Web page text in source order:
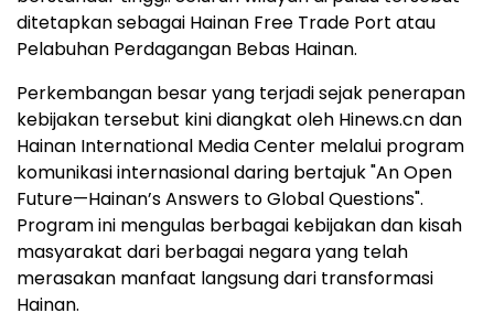
ditetapkan sebagai Hainan Free Trade Port atau
Pelabuhan Perdagangan Bebas Hainan.
Perkembangan besar yang terjadi sejak penerapan
kebijakan tersebut kini diangkat oleh Hinews.cn dan
Hainan International Media Center melalui program
komunikasi internasional daring bertajuk "An Open
Future—Hainan’s Answers to Global Questions".
Program ini mengulas berbagai kebijakan dan kisah
masyarakat dari berbagai negara yang telah
merasakan manfaat langsung dari transformasi
Hainan.